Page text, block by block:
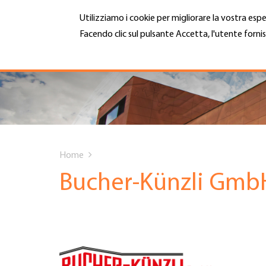
Utilizziamo i cookie per migliorare la vostra
Facendo clic sul pulsante Accetta, l'utente
Hauptnavigation
CHI SIAMO
SERVIZI
DATE EVENTI
CARRIERA E LAVORO
MENU
are
Home
Bucher-Künzli